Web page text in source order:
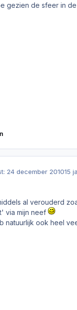
gezien de sfeer in de
24 december 201015
al verouderd
via mijn neef
natuurlijk ook heel